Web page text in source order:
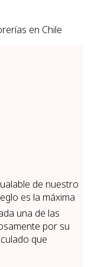
en Chile
de nuestro
es la máxima
una de las
por su
que